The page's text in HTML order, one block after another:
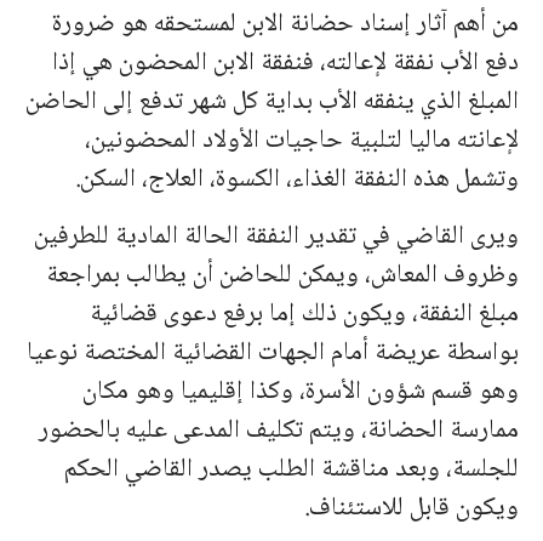
من أهم آثار إسناد حضانة الابن لمستحقه هو ضرورة
دفع الأب نفقة لإعالته، فنفقة الابن المحضون هي إذا
المبلغ الذي ينفقه الأب بداية كل شهر تدفع إلى الحاضن
لإعانته ماليا لتلبية حاجيات الأولاد المحضونين،
وتشمل هذه النفقة الغذاء، الكسوة، العلاج، السكن.
ويرى القاضي في تقدير النفقة الحالة المادية للطرفين
وظروف المعاش، ويمكن للحاضن أن يطالب بمراجعة
مبلغ النفقة، ويكون ذلك إما برفع دعوى قضائية
بواسطة عريضة أمام الجهات القضائية المختصة نوعيا
وهو قسم شؤون الأسرة، وكذا إقليميا وهو مكان
ممارسة الحضانة، ويتم تكليف المدعى عليه بالحضور
للجلسة، وبعد مناقشة الطلب يصدر القاضي الحكم
ويكون قابل للاستئناف.